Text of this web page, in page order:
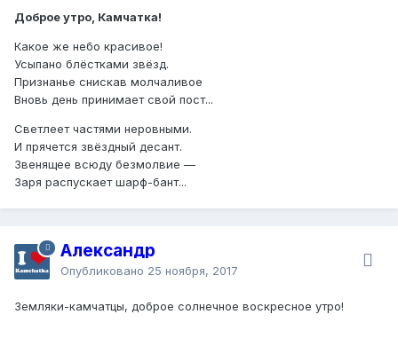
Доброе утро, Камчатка!
Какое же небо красивое!
Усыпано блёстками звёзд.
Признанье снискав молчаливое
Вновь день принимает свой пост...
Светлеет частями неровными.
И прячется звёздный десант.
Звенящее всюду безмолвие —
Заря распускает шарф-бант...
Александр
Опубликовано 25 ноября, 2017
Земляки-камчатцы, доброе солнечное воскресное утро!